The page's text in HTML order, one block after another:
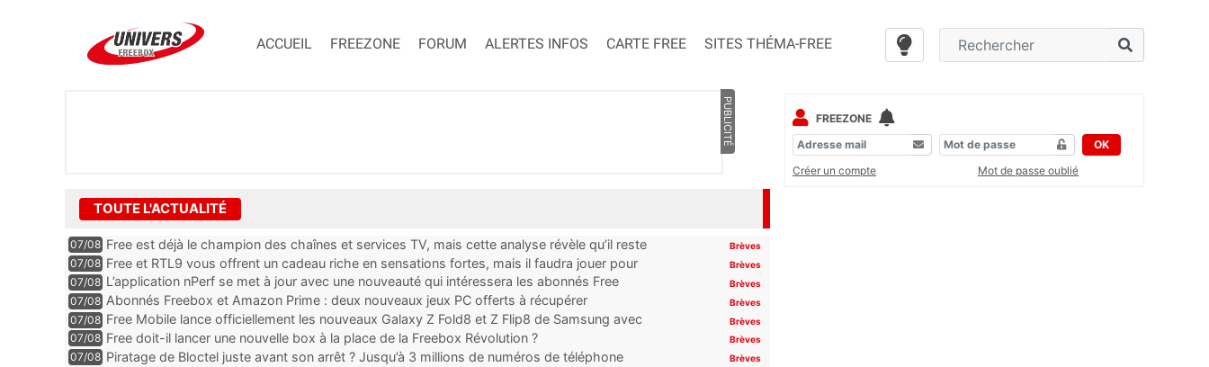
ACCUEIL FREEZONE FORUM ALERTES INFOS CARTE FREE SITES THÉMA-FREE
PUBLICITÉ
TOUTE L'ACTUALITÉ
07/08 Free est déjà le champion des chaînes et services TV, mais cette analyse révèle qu’il reste
encore au moin...
Brèves
07/08 Free et RTL9 vous offrent un cadeau riche en sensations fortes, mais il faudra jouer pour
l’obtenir
Brèves
07/08 L’application nPerf se met à jour avec une nouveauté qui intéressera les abonnés Free
Mobile, Orange, SFR ...
Brèves
07/08 Abonnés Freebox et Amazon Prime : deux nouveaux jeux PC offerts à récupérer Brèves
07/08 Free Mobile lance officiellement les nouveaux Galaxy Z Fold8 et Z Flip8 de Samsung avec
des promos et des cadeaux
Brèves
07/08 Free doit-il lancer une nouvelle box à la place de la Freebox Révolution ? Brèves
07/08 Piratage de Bloctel juste avant son arrêt ? Jusqu’à 3 millions de numéros de téléphone
Brèves
FREEZONE
OK
Créer un compte
Mot de passe oublié